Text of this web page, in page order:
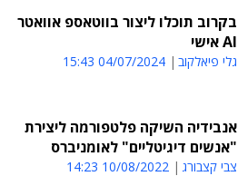
בקרוב תוכלו ליצור בווטאספ אוואטר
AI אישי
גלי פיאלקוב 04/07/2024 15:43
אנבידיה השיקה פלטפורמה ליצירת
"אנשים דיגיטליים" לאומניברס
צבי קצבורג 10/08/2022 14:23